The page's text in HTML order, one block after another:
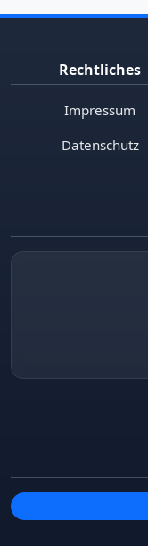
Rechtliches
Impressum
Datenschutz